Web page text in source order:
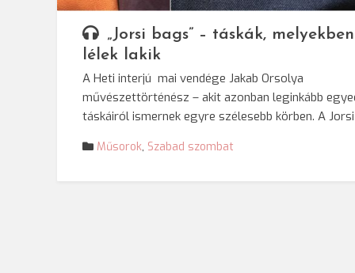
„Jorsi bags” – táskák, melyekben
lélek lakik
A Heti interjú mai vendége Jakab Orsolya
művészettörténész – akit azonban leginkább
táskáiról ismernek egyre szélesebb körben. A
Műsorok, Szabad szombat